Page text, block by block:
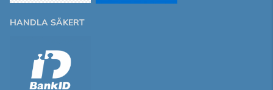
HANDLA SÄKERT